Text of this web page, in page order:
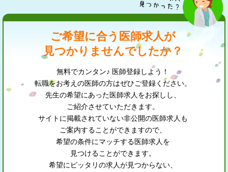
ご希望に合う医師求人が
見つかりませんでしたか？
無料でカンタン♪ 医師登録しよう！
転職をお考えの医師の方はぜひご登録ください。
先生の希望にあった医師求人をお探しし、
ご紹介させていただきます。
サイトに掲載されていない非公開の医師求人も
ご案内することができますので、
希望の条件にマッチする医師求人を
見つけることができます。
希望にピッタリの求人が見つからない、